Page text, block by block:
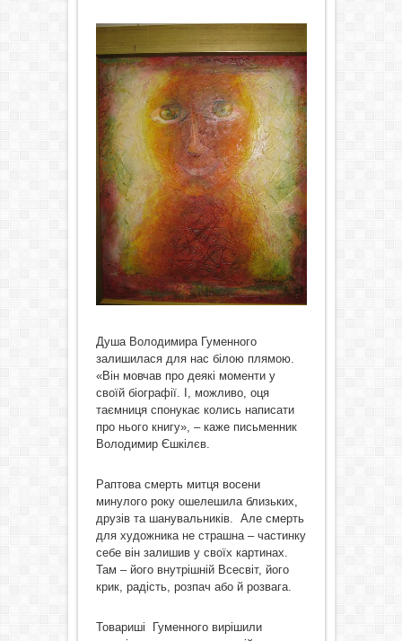
Душа Володимира Гуменного
залишилася для нас білою плямою.
«Він мовчав про деякі моменти у
своїй біографії. І, можливо, оця
таємниця спонукає колись написати
про нього книгу», – каже письменник
Володимир Єшкілєв.
Раптова смерть митця восени
минулого року ошелешила близьких,
друзів та шанувальників. Але смерть
для художника не страшна – частинку
себе він залишив у своїх картинах.
Там – його внутрішній Всесвіт, його
крик, радість, розпач або й розвага.
Товариші Гуменного вирішили